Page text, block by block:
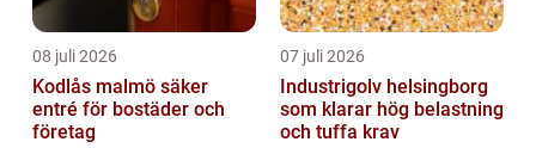
08 juli 2026
Kodlås malmö säker
entré för bostäder och
företag
07 juli 2026
Industrigolv helsingborg
som klarar hög belastning
och tuffa krav